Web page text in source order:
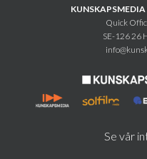
Quick
SE-126 26
Se vår